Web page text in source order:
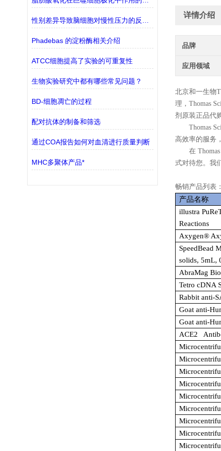
Phadebas 的淀粉酶相关介绍
ATCC细胞提高了实验的可重复性
生物实验研究中都有哪些常见问题？
BD-细胞凋亡的过程
配对抗体的制备和筛选
通过COA报告如何对血清进行质量判断
MHC多聚体产品*
详情介绍
品牌
应用领域
北京和一生物
理， Thomas
剂原装正品代
Thomas
高效率的服务
在
式对待您。我
畅销产品列表
产品名称
illustra
Reactions
Axygen®
SpeedBead
solids, 5mL,
AbraMag
Tetro cDNA
Rabbit anti-
Goat anti-
Goat anti-
ACE2